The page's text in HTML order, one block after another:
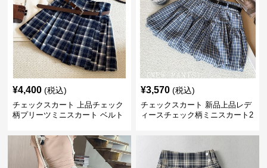
¥4,400 (税込)
チェックスカート 上品チェック
柄プリーツミニスカート ベルト
¥3,570 (税込)
チェックスカート 新品上品レデ
ィースチェック柄ミニスカート2